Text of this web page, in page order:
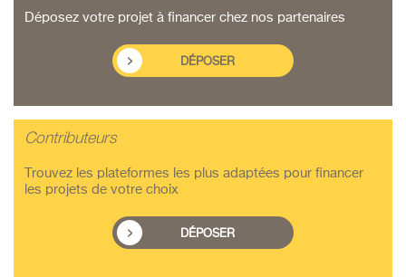
Déposez votre projet à financer chez nos partenaires
DÉPOSER
Contributeurs
Trouvez les plateformes les plus adaptées pour financer
les projets de votre choix
DÉPOSER